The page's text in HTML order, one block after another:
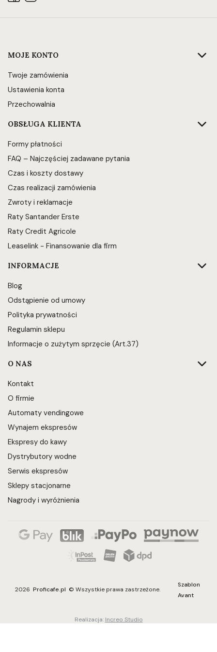
Linki w stopce
MOJE KONTO
Twoje zamówienia
Ustawienia konta
Przechowalnia
OBSŁUGA KLIENTA
Formy płatności
FAQ – Najczęściej zadawane pytania
Czas i koszty dostawy
Czas realizacji zamówienia
Zwroty i reklamacje
Raty Santander Erste
Raty Credit Agricole
Leaselink - Finansowanie dla firm
INFORMACJE
Blog
Odstąpienie od umowy
Polityka prywatności
Regulamin sklepu
Informacje o zużytym sprzęcie (Art.37)
O NAS
Kontakt
O firmie
Automaty vendingowe
Wynajem ekspresów
Ekspresy do kawy
Dystrybutory wodne
Serwis ekspresów
Sklepy stacjonarne
Nagrody i wyróżnienia
2026 Proficafe.pl © Wszystkie prawa zastrzeżone.
Szablon
Avant
Realizacja: Increo Studio